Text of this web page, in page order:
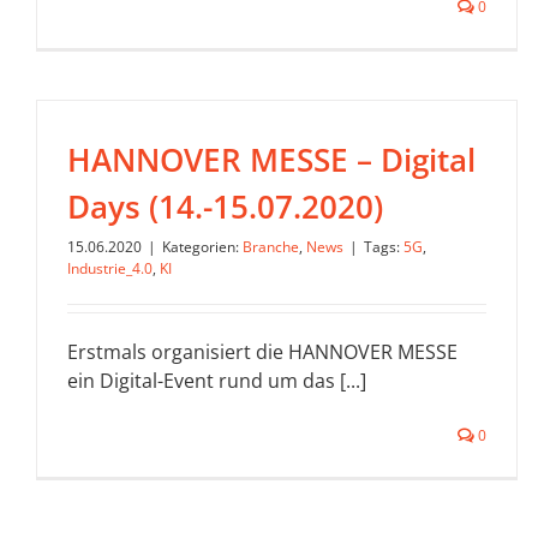
0
HANNOVER MESSE – Digital
Days (14.-15.07.2020)
15.06.2020 | Kategorien: Branche, News | Tags:5G,
Industrie_4.0, KI
Erstmals organisiert die HANNOVER MESSE
ein Digital-Event rund um das [...]
0